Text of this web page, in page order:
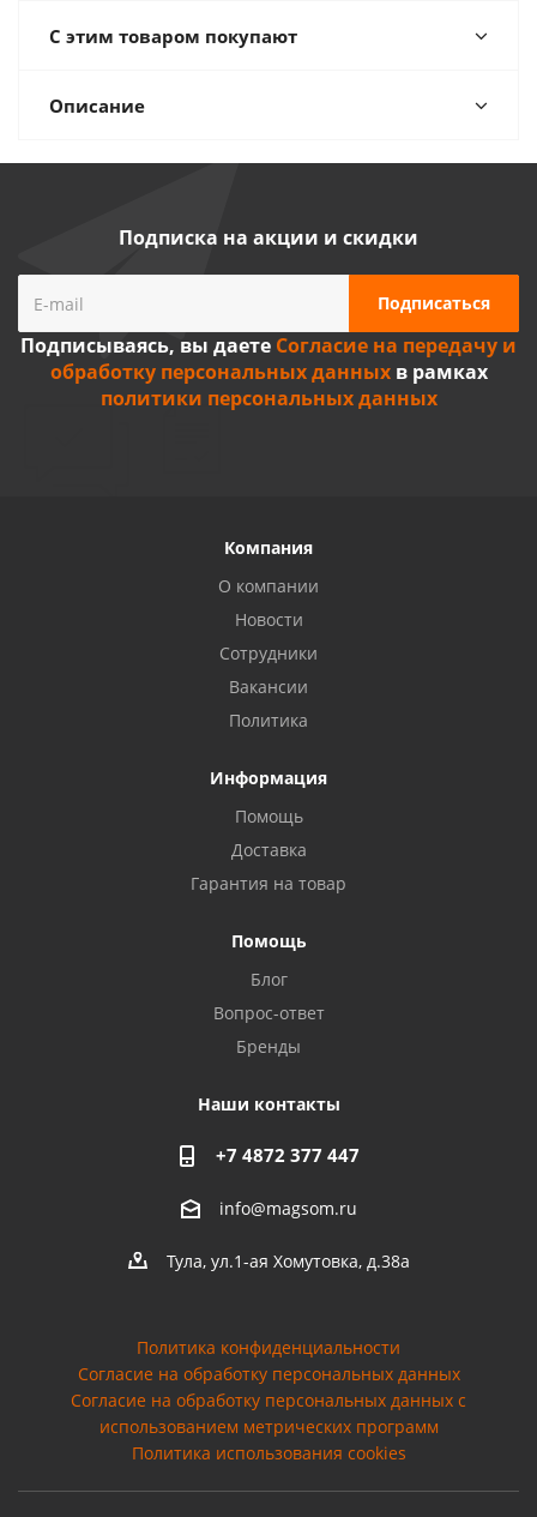
С этим товаром покупают
Описание
Подписка на акции и скидки
Подписываясь, вы даете Согласие на передачу и
обработку персональных данныхв рамках
политики персональных данных
Компания
О компании
Новости
Сотрудники
Вакансии
Политика
Информация
Помощь
Доставка
Гарантия на товар
Помощь
Блог
Вопрос-ответ
Бренды
Наши контакты
+7 4872 377 447
info@magsom.ru
Тула, ул.1-ая Хомутовка, д.38а
Политика конфиденциальности
Согласие на обработку персональных данных
Cогласие на обработку персональных данных с
использованием метрических программ
Политика использования cookies